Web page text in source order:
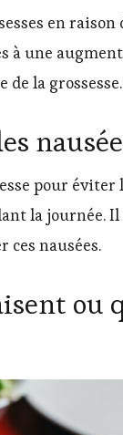
en
à une
la grossesse.
pour éviter
la journée.
nausées.
ou